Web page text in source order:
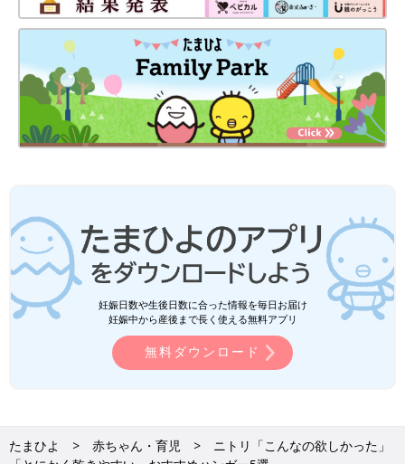
妊娠日数や生後日数に合った情報を毎日お届け
妊娠中から産後まで長く使える無料アプリ
無料ダウンロード
たまひよ 赤ちゃん・育児
ニトリ「こんなの欲しかった」